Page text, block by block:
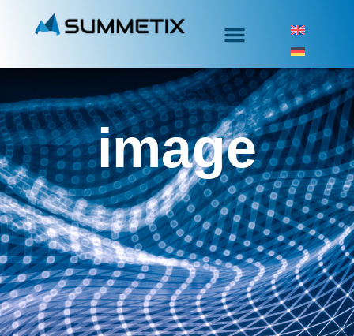
image